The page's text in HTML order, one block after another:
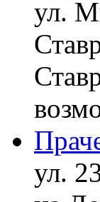
ул.
ул.